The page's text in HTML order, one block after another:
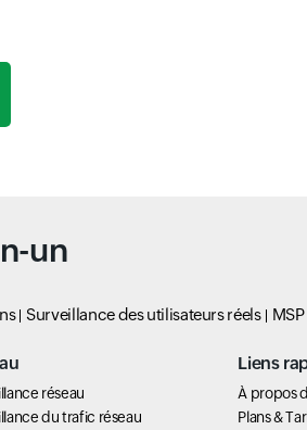
un
Surveillance des utilisateurs réels MSP
réseau
du trafic réseau
Liens
À propos
Plans &